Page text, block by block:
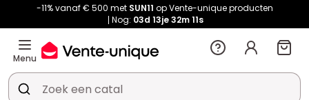
-11% vanaf € 500 met SUN11 op Vente-unique producten
Nog: 03d 13je32m11s
Menu